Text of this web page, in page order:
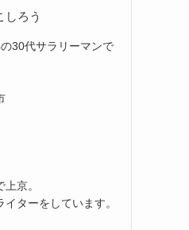
しろう
30代サラリーマンで
京。
ターをしています。